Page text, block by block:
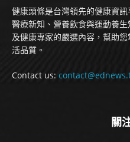
健康頭條是台灣領先的健康資
醫療新知、營養飲食與運動養
及健康專家的嚴選內容，幫助
活品質。
Contact us:
關